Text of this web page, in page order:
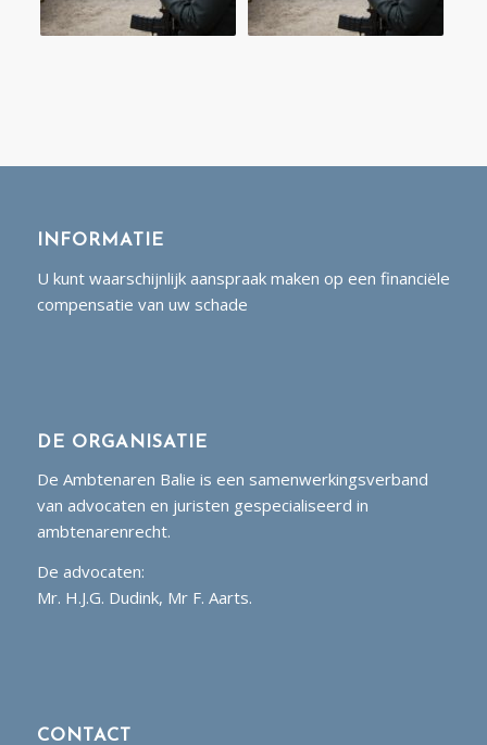
INFORMATIE
U kunt waarschijnlijk aanspraak maken op een financiële
compensatie van uw schade
DE ORGANISATIE
De Ambtenaren Balie is een samenwerkingsverband
van advocaten en juristen gespecialiseerd in
ambtenarenrecht.
De advocaten:
Mr. H.J.G. Dudink, Mr F. Aarts.
CONTACT